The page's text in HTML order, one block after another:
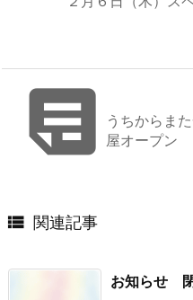
うちからま
屋オープン
 関連記事
お知らせ 閉